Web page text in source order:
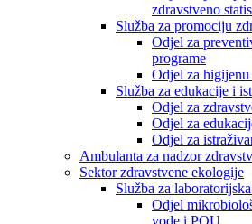
zdravstveno
Služba za promociju
Odjel za
programe
Odjel za
Služba za edukacije i
Odjel za
Odjel za
Odjel za
Ambulanta za nadzor
Sektor zdravstvene ekologije
Služba za
Odjel
vode i POU